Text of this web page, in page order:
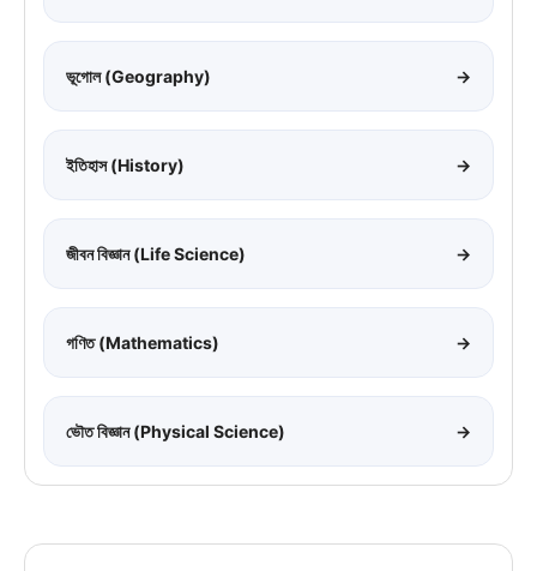
ভূগোল (Geography) →
ইতিহাস (History) →
জীবন বিজ্ঞান (Life Science) →
গণিত (Mathematics) →
ভৌত বিজ্ঞান (Physical Science) →